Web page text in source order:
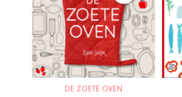
DE ZOETE OVEN